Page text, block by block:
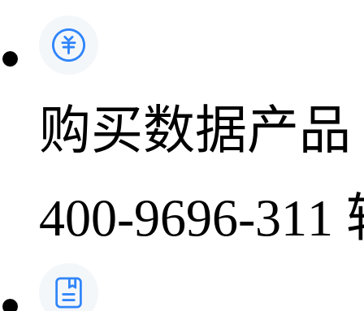
购买数据产品
400-9696-311
医药洞见
会议